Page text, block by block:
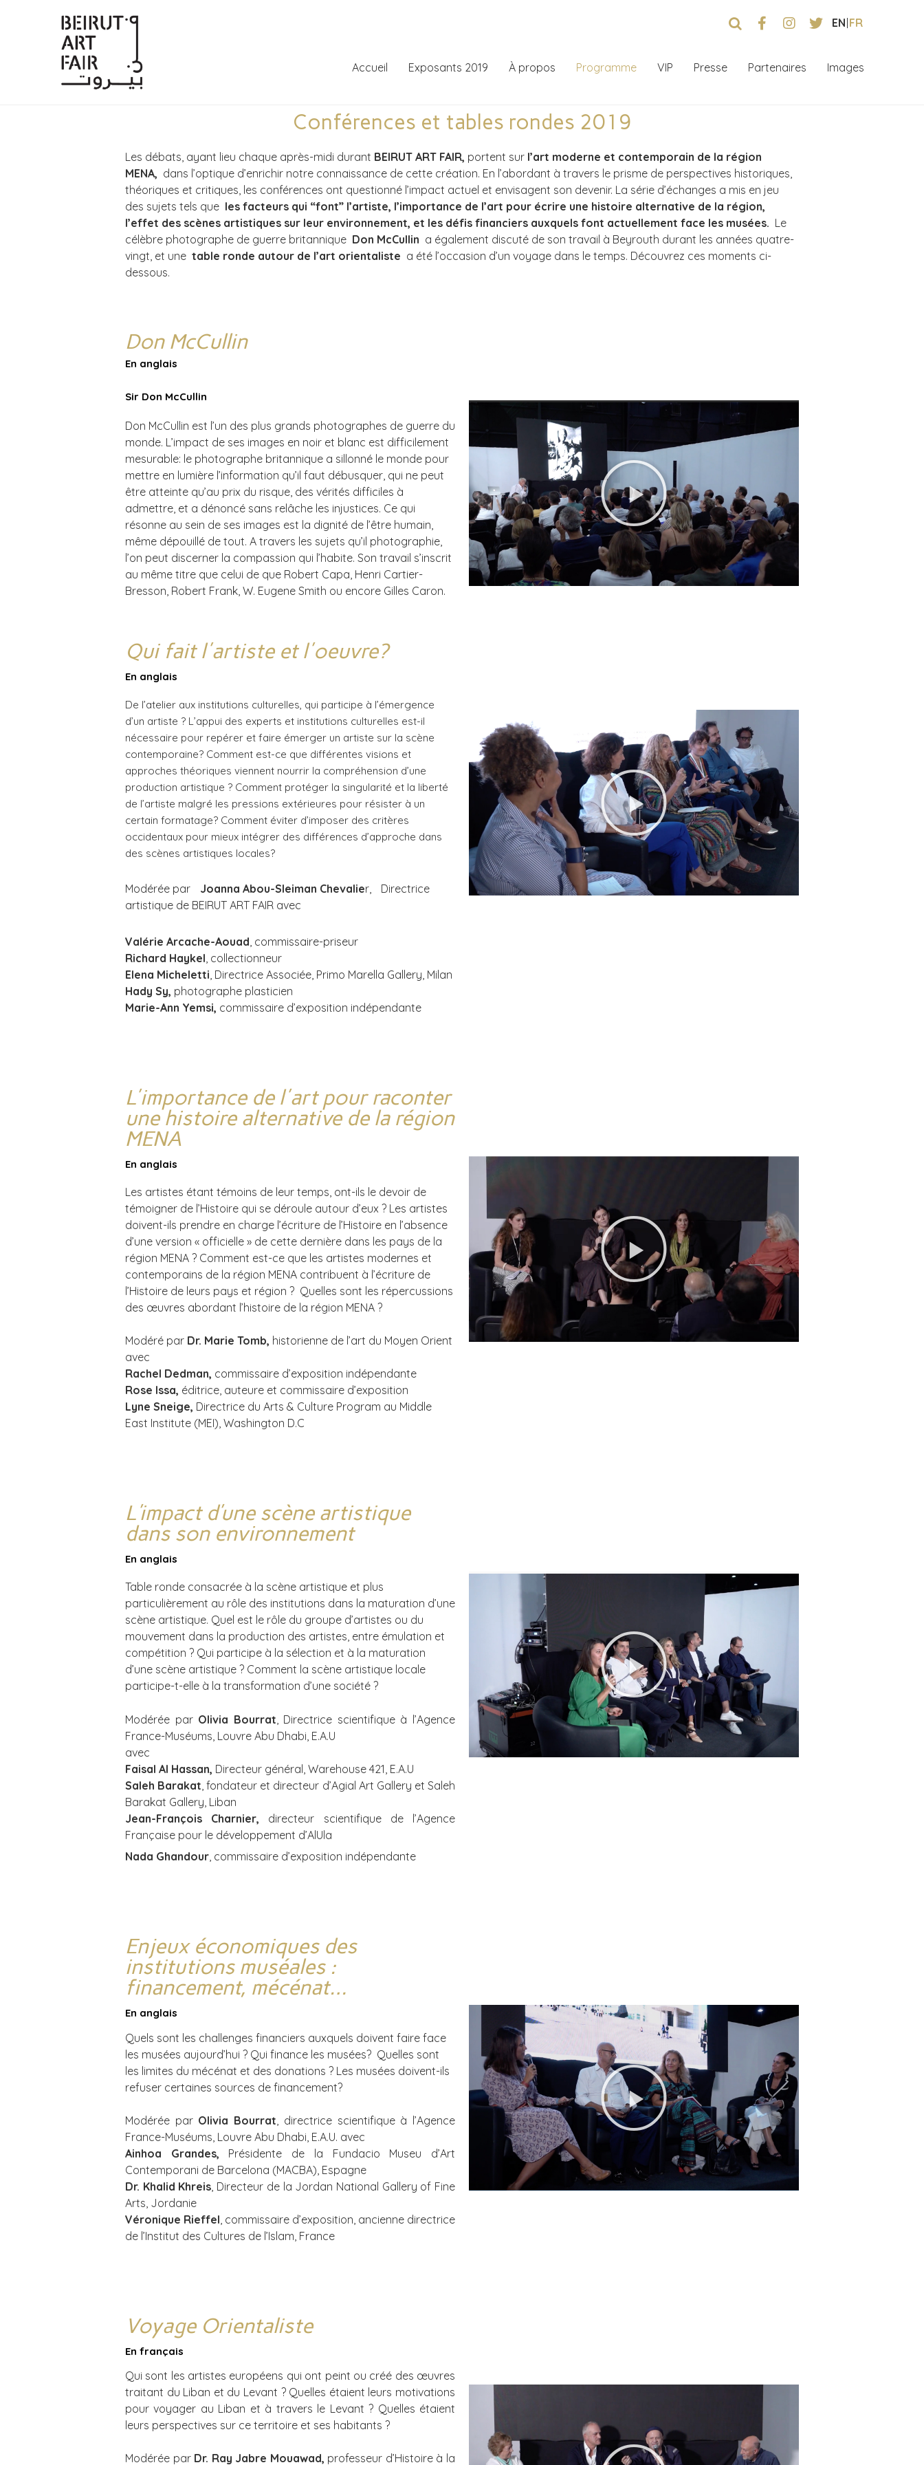
EN FR
Accueil Exposants 2019 À propos Programme VIP Presse Partenaires Images
Conférences et tables rondes 2019
Les débats, ayant lieu chaque après-midi durant BEIRUT ART FAIR, portent sur l’art moderne et contemporain de la région
MENA, dans l’optique d’enrichir notre connaissance de cette création. En l’abordant à travers le prisme de perspectives historiques,
théoriques et critiques, les conférences ont questionné l’impact actuel et envisagent son devenir. La série d’échanges a mis en jeu
des sujets tels que les facteurs qui “font” l’artiste, l’importance de l’art pour écrire une histoire alternative de la région,
l’effet des scènes artistiques sur leur environnement, et les défis financiers auxquels font actuellement face les musées. Le
célèbre photographe de guerre britannique Don McCullin a également discuté de son travail à Beyrouth durant les années quatre-
vingt, et une table ronde autour de l’art orientaliste a été l’occasion d’un voyage dans le temps. Découvrez ces moments ci-
dessous.
Don McCullin
En anglais
Sir Don McCullin
Don McCullin est l’un des plus grands photographes de guerre du
monde. L’impact de ses images en noir et blanc est difficilement
mesurable: le photographe britannique a sillonné le monde pour
mettre en lumière l’information qu’il faut débusquer, qui ne peut
être atteinte qu’au prix du risque, des vérités difficiles à
admettre, et a dénoncé sans relâche les injustices. Ce qui
résonne au sein de ses images est la dignité de l’être humain,
même dépouillé de tout. A travers les sujets qu’il photographie,
l’on peut discerner la compassion qui l’habite. Son travail s’inscrit
au même titre que celui de que Robert Capa, Henri Cartier-
Bresson, Robert Frank, W. Eugene Smith ou encore Gilles Caron.
Qui fait l'artiste et l'oeuvre?
En anglais
De l’atelier aux institutions culturelles, qui participe à l’émergence
d’un artiste ? L’appui des experts et institutions culturelles est-il
nécessaire pour repérer et faire émerger un artiste sur la scène
contemporaine? Comment est-ce que différentes visions et
approches théoriques viennent nourrir la compréhension d’une
production artistique ? Comment protéger la singularité et la liberté
de l’artiste malgré les pressions extérieures pour résister à un
certain formatage? Comment éviter d’imposer des critères
occidentaux pour mieux intégrer des différences d’approche dans
des scènes artistiques locales?
Modérée par Joanna Abou-Sleiman Chevalier, Directrice
artistique de BEIRUT ART FAIR avec
Valérie Arcache-Aouad, commissaire-priseur
Richard Haykel, collectionneur
Elena Micheletti, Directrice Associée, Primo Marella Gallery, Milan
Hady Sy, photographe plasticien
Marie-Ann Yemsi, commissaire d’exposition indépendante
L'importance de l'art pour raconter
une histoire alternative de la région
MENA
En anglais
Les artistes étant témoins de leur temps, ont-ils le devoir de
témoigner de l’Histoire qui se déroule autour d’eux ? Les artistes
doivent-ils prendre en charge l’écriture de l’Histoire en l’absence
d’une version « officielle » de cette dernière dans les pays de la
région MENA ? Comment est-ce que les artistes modernes et
contemporains de la région MENA contribuent à l’écriture de
l’Histoire de leurs pays et région ? Quelles sont les répercussions
des œuvres abordant l’histoire de la région MENA ?
Modéré par Dr. Marie Tomb, historienne de l’art du Moyen Orient
avec
Rachel Dedman, commissaire d’exposition indépendante
Rose Issa, éditrice, auteure et commissaire d’exposition
Lyne Sneige, Directrice du Arts & Culture Program au Middle
East Institute (MEI), Washington D.C
L’impact d’une scène artistique
dans son environnement
En anglais
Table ronde consacrée à la scène artistique et plus
particulièrement au rôle des institutions dans la maturation d’une
scène artistique. Quel est le rôle du groupe d’artistes ou du
mouvement dans la production des artistes, entre émulation et
compétition ? Qui participe à la sélection et à la maturation
d’une scène artistique ? Comment la scène artistique locale
participe-t-elle à la transformation d’une société ?
Modérée par Olivia Bourrat, Directrice scientifique à l’Agence
France-Muséums, Louvre Abu Dhabi, E.A.U
avec
Faisal Al Hassan, Directeur général, Warehouse 421, E.A.U
Saleh Barakat, fondateur et directeur d’Agial Art Gallery et Saleh
Barakat Gallery, Liban
Jean-François Charnier, directeur scientifique de l’Agence
Française pour le développement d’AlUla
Nada Ghandour, commissaire d’exposition indépendante
Enjeux économiques des
institutions muséales :
financement, mécénat…
En anglais
Quels sont les challenges financiers auxquels doivent faire face
les musées aujourd’hui ? Qui finance les musées? Quelles sont
les limites du mécénat et des donations ? Les musées doivent-ils
refuser certaines sources de financement?
Modérée par Olivia Bourrat , directrice scientifique à l’Agence
France-Muséums, Louvre Abu Dhabi, E.A.U. avec
Ainhoa Grandes, Présidente de la Fundacio Museu d’Art
Contemporani de Barcelona (MACBA), Espagne
Dr. Khalid Khreis , Directeur de la Jordan National Gallery of Fine
Arts, Jordanie
Véronique Rieffel , commissaire d’exposition, ancienne directrice
de l’Institut des Cultures de l’Islam, France
Voyage Orientaliste
En français
Qui sont les artistes européens qui ont peint ou créé des œuvres
traitant du Liban et du Levant ? Quelles étaient leurs motivations
pour voyager au Liban et à travers le Levant ? Quelles étaient
leurs perspectives sur ce territoire et ses habitants ?
Modérée par Dr. Ray Jabre Mouawad, professeur d’Histoire à la